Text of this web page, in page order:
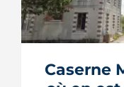
Caserne